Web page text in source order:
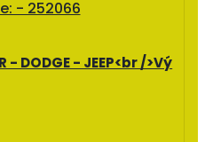
- DODGE - JEEP<br />Vý